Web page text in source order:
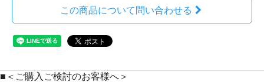
この商品について問い合わせる
■＜ご購入ご検討のお客様へ＞